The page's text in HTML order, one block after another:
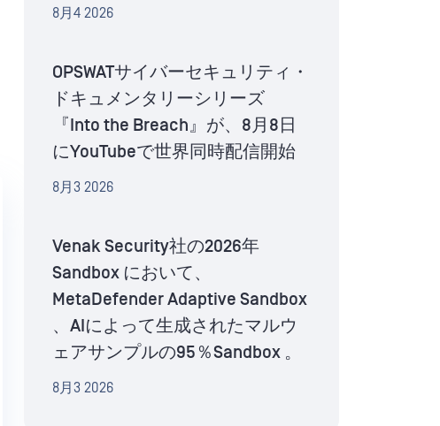
8月4 2026
OPSWATサイバーセキュリティ・
ドキュメンタリーシリーズ
『Into the Breach』が、8月8日
にYouTubeで世界同時配信開始
8月3 2026
Venak Security社の2026年
Sandbox において、
MetaDefender Adaptive Sandbox
、AIによって生成されたマルウ
ェアサンプルの95％Sandbox 。
8月3 2026